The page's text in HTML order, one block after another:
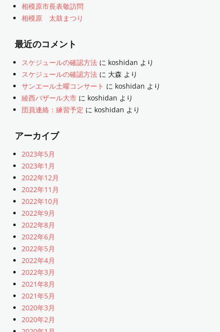
相模原市長表敬訪問
相模原 太鼓まつり
最近のコメント
スケジュールの確認方法 に koshidan より
スケジュールの確認方法 に 大森 より
サンエール土曜コンサート に koshidan より
綾西バザール大市 に koshidan より
団員連絡：練習予定 に koshidan より
アーカイブ
2023年5月
2023年1月
2022年12月
2022年11月
2022年10月
2022年9月
2022年8月
2022年6月
2022年5月
2022年4月
2022年3月
2021年8月
2021年5月
2020年3月
2020年2月